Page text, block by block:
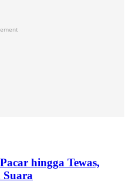
hingga Tewas,
Suara